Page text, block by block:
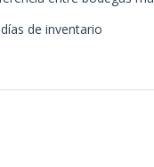
de inventario